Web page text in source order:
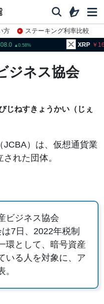
方
ステーキング利率比較
0.58 XRP 163.87
ジネス協会
じねすきょうかい（じぇ
JCBA）は、仮想通貨業
れた団体。
ビジネス協会
7日、2022年税制
環として、暗号資産
いる人を対象に、ア